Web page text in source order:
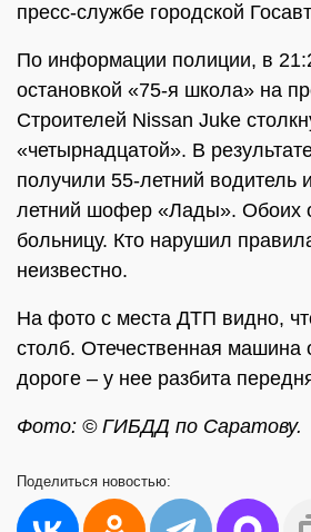
пресс-службе городской
По информации полиции, в
остановкой «75-я школа» на
Строителей Nissan Juke
«четырнадцатой». В
получили 55-летний водитель
летний шофер «Лады». Обоих
больницу. Кто нарушил
неизвестно.
На фото с места ДТП видно,
столб. Отечественная машина
дороге – у нее разбита
Фото: © ГИБДД по Саратову.
Поделиться новостью: